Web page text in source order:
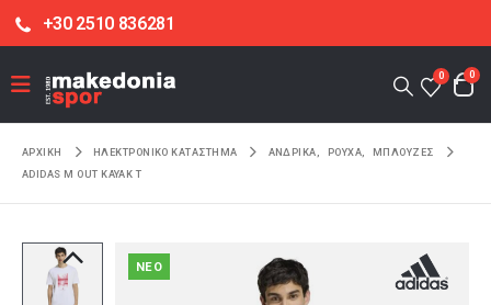
+30 2510 836281
0 0
ΑΡΧΙΚΉ ΗΛΕΚΤΡΟΝΙΚΌ ΚΑΤΆΣΤΗΜΑ ΑΝΔΡΙΚΑ ΡΟΥΧΑ
ΜΠΛΟΥΖΕΣ
ADIDAS M OUT KAYAK T
NEO